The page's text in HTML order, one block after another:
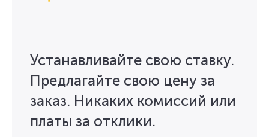
Устанавливайте свою ставку.
Предлагайте свою цену за
заказ. Никаких комиссий или
платы за отклики.